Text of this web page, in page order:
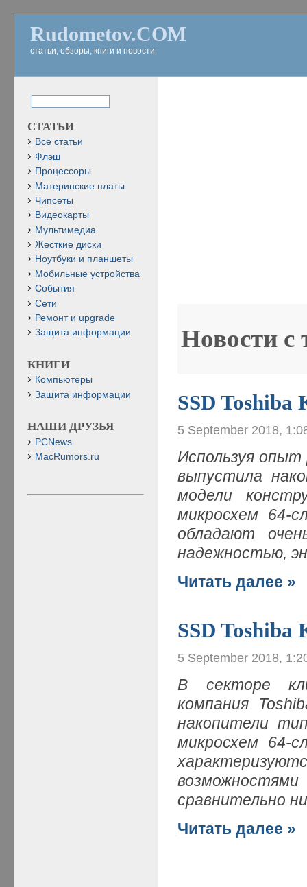
Rudometov.COM
статьи, обзоры, книги и новости
Новости с
SSD Toshiba
5 September 2018,
Используя опыт
выпустила
модели
микросхем 64-
обладают
надежностью,
Читать далее »
SSD Toshiba
5 September 2018,
В секторе
компания
накопители
микросхем 64-
сравнительно
Читать далее »
СТАТЬИ
Все статьи
Флэш
Процессоры
Материнские платы
Чипсеты
Видеокарты
Мультимедиа
Жесткие диски
Ноутбуки и планшеты
Мобильные устройства
События
Сети
Ремонт и upgrade
Защита информации
КНИГИ
Компьютеры
Защита информации
НАШИ ДРУЗЬЯ
PCNews
MacRumors.ru